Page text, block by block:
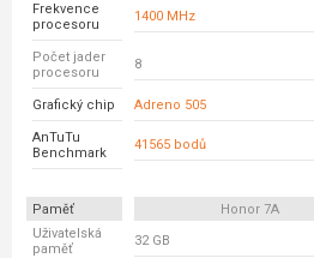
Frekvence
procesoru
1400 MHz
Počet jader
procesoru
8
Grafický chip Adreno 505
AnTuTu
Benchmark
41565 bodů
Paměť Honor 7A
Uživatelská
paměť
32 GB